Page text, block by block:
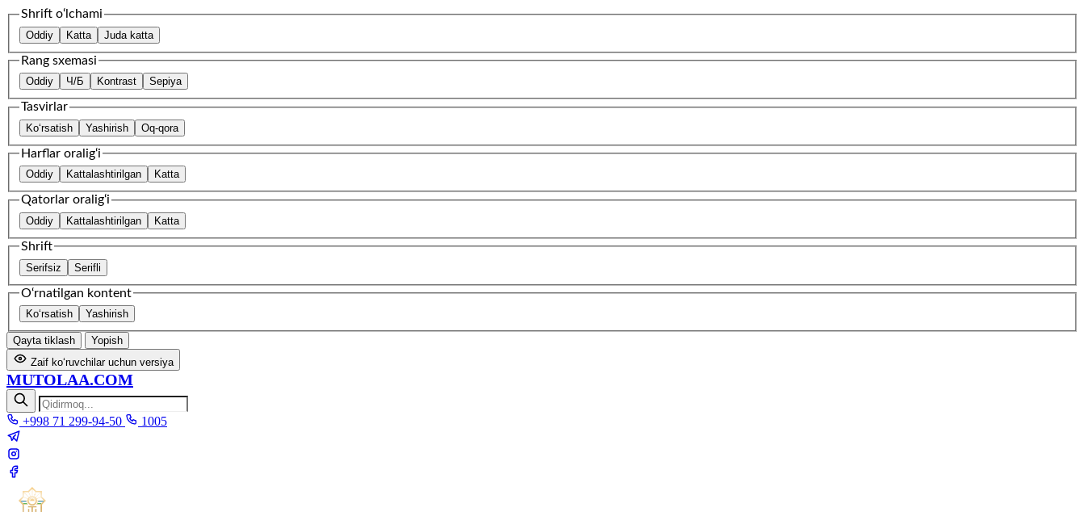
Shrift o‘lchami
Oddiy Katta Juda katta
Rang sxemasi
Oddiy Ч/Б Kontrast Sepiya
Tasvirlar
Ko‘rsatish Yashirish Oq-qora
Harflar oralig‘i
Oddiy Kattalashtirilgan Katta
Qatorlar oralig‘i
Oddiy Kattalashtirilgan Katta
Shrift
Serifsiz Serifli
O‘rnatilgan kontent
Ko‘rsatish Yashirish
Qayta tiklash
Yopish
Zaif ko‘ruvchilar uchun versiya
MUTOLAA.COM
+998 71 299-94-50 1005